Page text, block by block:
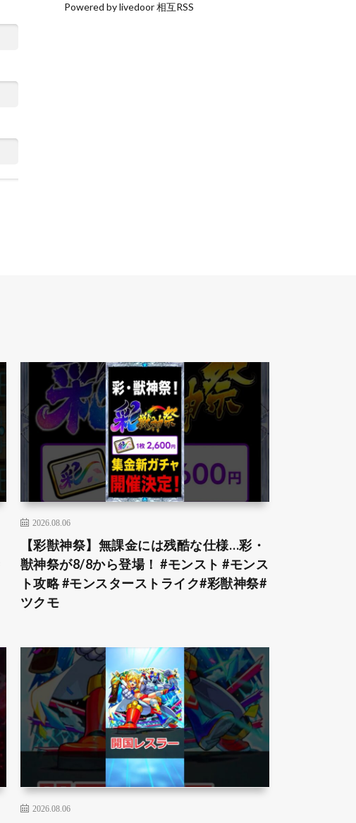
Powered by livedoor 相互RSS
2026.08.06
【彩獣神祭】無課金には残酷な仕様…彩・
獣神祭が8/8から登場！ #モンスト #モンス
ト攻略 #モンスターストライク#彩獣神祭#
ツクモ
2026.08.06